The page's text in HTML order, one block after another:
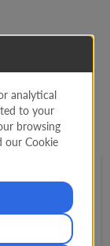
analytical
to your
browsing
our Cookie